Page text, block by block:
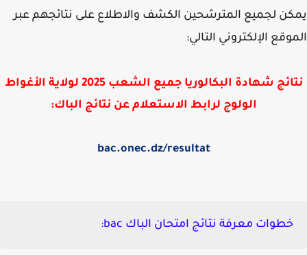
لجميع المترشحين الكشف والاطلاع على نتائجهم عبر
الإلكتروني التالي:
شهادة البكالوريا جميع الشعب 2025 لولاية
الأغواط
الولوج لرابط الاستعلام عن نتائج الباك:
bac.onec.dz/resultat
خطوات معرفة نتائج امتحان الباك bac: